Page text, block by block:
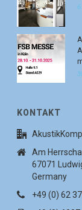
KONTAKT
Am
67071
Germany
+49 (0) 62